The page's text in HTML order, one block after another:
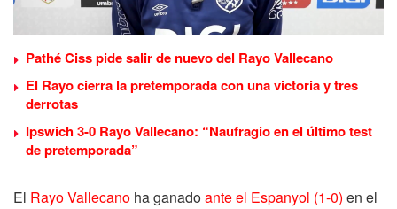
Pathé Ciss pide salir de nuevo del Rayo Vallecano
El Rayo cierra la pretemporada con una victoria y tres
derrotas
Ipswich 3-0 Rayo Vallecano: “Naufragio en el último test
de pretemporada”
El Rayo Vallecano ha ganadoante el Espanyol (1-0) en el